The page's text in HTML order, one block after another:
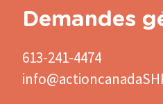
Demandes
613-241-4474